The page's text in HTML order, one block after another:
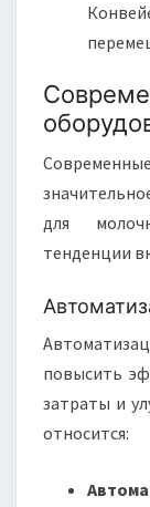
для
тенденции
повысить
затраты и
относится: